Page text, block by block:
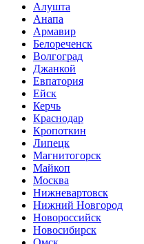
Алушта
Анапа
Армавир
Белореченск
Волгоград
Джанкой
Евпатория
Ейск
Керчь
Краснодар
Кропоткин
Липецк
Магнитогорск
Майкоп
Москва
Нижневартовск
Нижний Новгород
Новороссийск
Новосибирск